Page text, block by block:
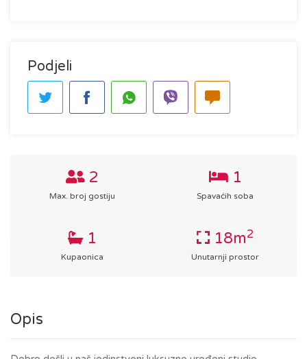
Podjeli
2
Max. broj gostiju
1
Spavaćih soba
1
Kupaonica
18m2
Unutarnji prostor
Opis